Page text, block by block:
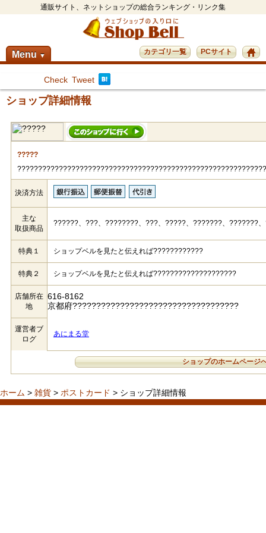
通販サイト、ネットショップの総合ランキング・リンク集
Menu ▼ PCサイト
カテゴリ一覧
Check Tweet
ショップ詳細情報
?????
決済方法
主な
取扱商品
??????、???、????????、???、?????、???????、???????
特典１ ショップベルを見たと伝えれば????????????
特典２ ショップベルを見たと伝えれば????????????????????
店舗所在
地
616-8162
京都府???????????????????????????????????
運営者ブ
ログ
あにまる堂
ショップのホームページ
ホーム > 雑貨 > ポストカード > ショップ詳細情報